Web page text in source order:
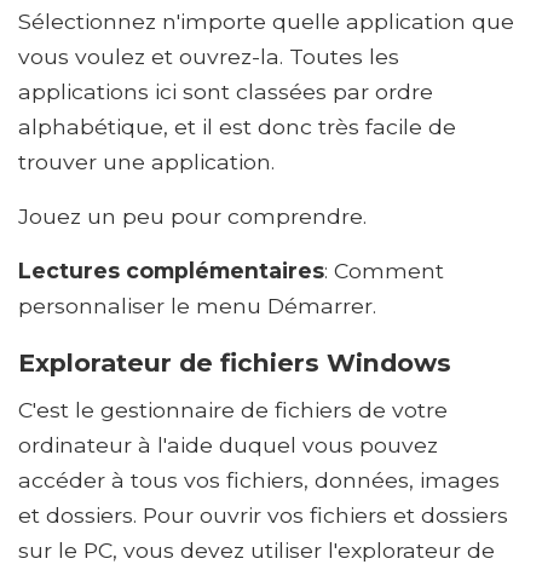
Sélectionnez n'importe quelle application que
vous voulez et ouvrez-la. Toutes les
applications ici sont classées par ordre
alphabétique, et il est donc très facile de
trouver une application.
Jouez un peu pour comprendre.
Lectures complémentaires: Comment
personnaliser le menu Démarrer.
Explorateur de fichiers Windows
C'est le gestionnaire de fichiers de votre
ordinateur à l'aide duquel vous pouvez
accéder à tous vos fichiers, données, images
et dossiers. Pour ouvrir vos fichiers et dossiers
sur le PC, vous devez utiliser l'explorateur de